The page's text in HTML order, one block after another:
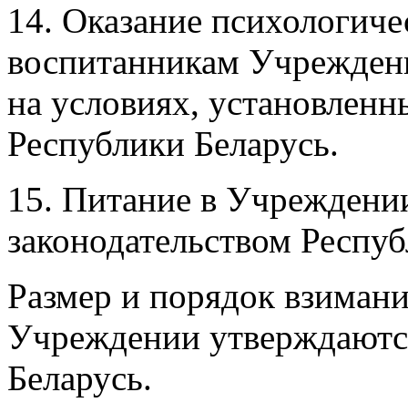
14. Оказание
воспитанникам
на условиях,
Республики Беларусь.
15. Питание в
законодательством
Размер и порядок
Учреждении
Беларусь.